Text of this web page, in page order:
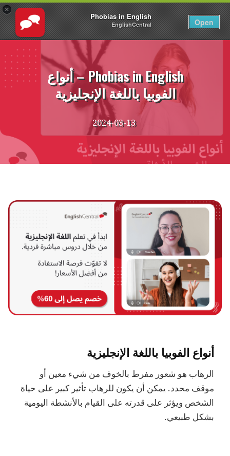
×
Phobias in English
EnglishCentral Open
تسجيل الدخول AR
انتقل
Phobias in English – أنواع
الفوبيا باللغة الإنجليزية
2024-03-13
أنواع الفوبيا باللغة الإنجليزية
الرهاب هو شعور مفرط بالخوف من شيء معين أو
موقف محدد. يمكن أن يكون للرهاب تأثير كبير على حياة
الشخص ويؤثر على قدرته على القيام بالأنشطة اليومية
بشكل طبيعي.